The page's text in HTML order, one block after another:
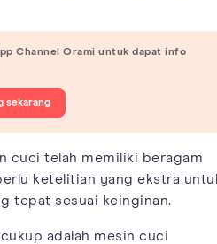
Channel Orami untuk dapat info
sekarang
cuci telah memiliki beragam
ketelitian yang ekstra
tepat sesuai keinginan.
adalah mesin cuci